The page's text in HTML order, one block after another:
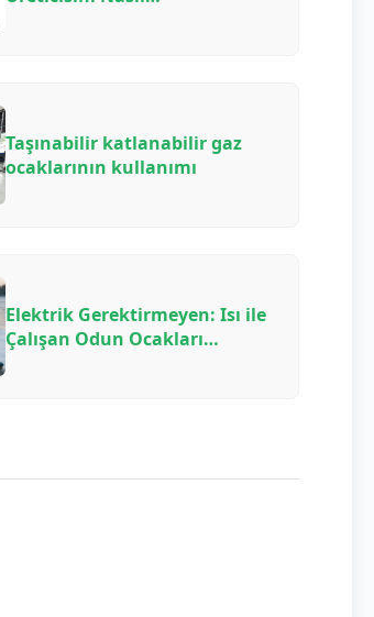
Taşınabilir katlanabilir gaz
ocaklarının kullanımı
Elektrik Gerektirmeyen: Isı ile
Çalışan Odun Ocakları